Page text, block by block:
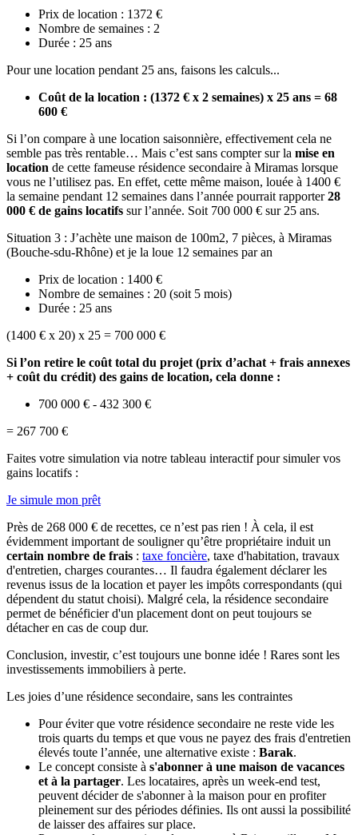
Prix de location : 1372 €
Nombre de semaines : 2
Durée : 25 ans
Pour une location pendant 25 ans, faisons les calculs...
Coût de la location : (1372 € x 2 semaines) x 25 ans = 68
600 €
Si l’on compare à une location saisonnière, effectivement cela ne
semble pas très rentable… Mais c’est sans compter sur la mise en
location de cette fameuse résidence secondaire à Miramas lorsque
vous ne l’utilisez pas. En effet, cette même maison, louée à 1400 €
la semaine pendant 12 semaines dans l’année pourrait rapporter28
000 € de gains locatifs sur l’année. Soit 700 000 € sur 25 ans.
Situation 3 : J’achète une maison de 100m2, 7 pièces, à Miramas
(Bouche-sdu-Rhône) et je la loue 12 semaines par an
Prix de location : 1400 €
Nombre de semaines : 20 (soit 5 mois)
Durée : 25 ans
(1400 € x 20) x 25 = 700 000 €
Si l’on retire le coût total du projet (prix d’achat + frais annexes
+ coût du crédit) des gains de location, cela donne :
700 000 € - 432 300 €
= 267 700 €
Faites votre simulation via notre tableau interactif pour simuler vos
gains locatifs :
Je simule mon prêt
Près de 268 000 € de recettes, ce n’est pas rien ! À cela, il est
évidemment important de souligner qu’être propriétaire induit un
certain nombre de frais : taxe foncière, taxe d'habitation, travaux
d'entretien, charges courantes… Il faudra également déclarer les
revenus issus de la location et payer les impôts correspondants (qui
dépendent du statut choisi). Malgré cela, la résidence secondaire
permet de bénéficier d'un placement dont on peut toujours se
détacher en cas de coup dur.
Conclusion, investir, c’est toujours une bonne idée ! Rares sont les
investissements immobiliers à perte.
Les joies d’une résidence secondaire, sans les contraintes
Pour éviter que votre résidence secondaire ne reste vide les
trois quarts du temps et que vous ne payez des frais d'entretien
élevés toute l’année, une alternative existe : Barak.
Le concept consiste à s'abonner à une maison de vacances
et à la partager. Les locataires, après un week-end test,
peuvent décider de s'abonner à la maison pour en profiter
pleinement sur des périodes définies. Ils ont aussi la possibilité
de laisser des affaires sur place.